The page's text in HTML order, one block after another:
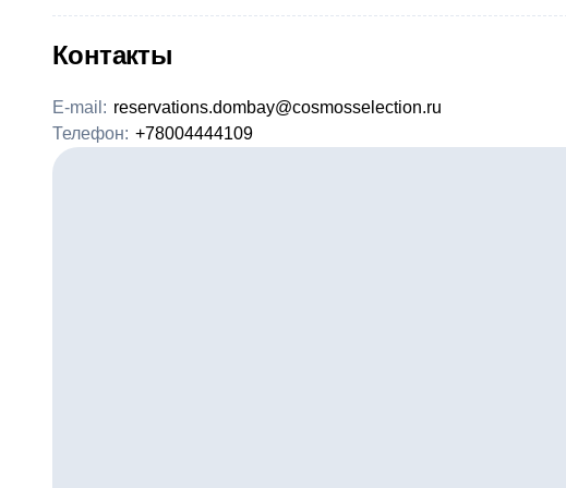
Контакты
E-mail: reservations.dombay@cosmosselection.ru
Телефон: +78004444109